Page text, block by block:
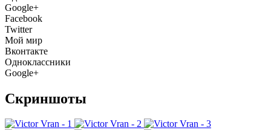
Google+
Facebook
Twitter
Мой мир
Вконтакте
Одноклассники
Google+
Скриншоты